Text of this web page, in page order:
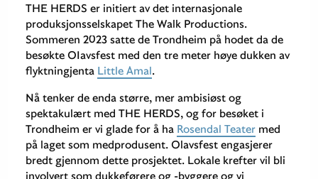
THE HERDS er initiert av det internasjonale
produksjonsselskapet The Walk Productions.
Sommeren 2023 satte de Trondheim på hodet da de
besøkte OIavsfest med den tre meter høye dukken av
flyktningjenta Little Amal.
Nå tenker de enda større, mer ambisiøst og
spektakulært med THE HERDS, og for besøket i
Trondheim er vi glade for å ha Rosendal Teater med
på laget som medprodusent. Olavsfest engasjerer
bredt gjennom dette prosjektet. Lokale krefter vil bli
involvert som dukkeførere og -byggere og vi